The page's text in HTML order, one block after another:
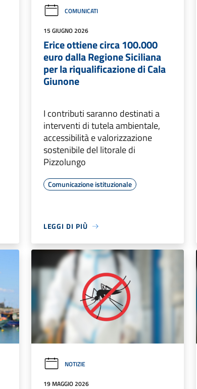
COMUNICATI
15 GIUGNO 2026
Erice ottiene circa 100.000
euro dalla Regione Siciliana
per la riqualificazione di Cala
Giunone
I contributi saranno destinati a
interventi di tutela ambientale,
accessibilità e valorizzazione
sostenibile del litorale di
Pizzolungo
Comunicazione istituzionale
LEGGI DI PIÙ
NOTIZIE
19 MAGGIO 2026